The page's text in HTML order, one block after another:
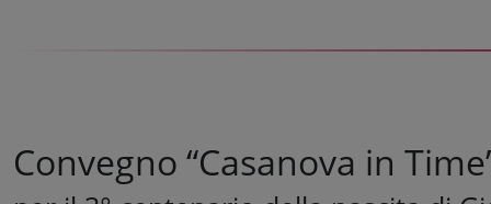
Convegno “Casanova in